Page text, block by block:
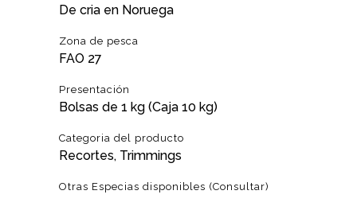
De cria en Noruega
Zona de pesca
FAO 27
Presentación
Bolsas de 1 kg (Caja 10 kg)
Categoria del producto
Recortes, Trimmings
Otras Especias disponibles (Consultar)